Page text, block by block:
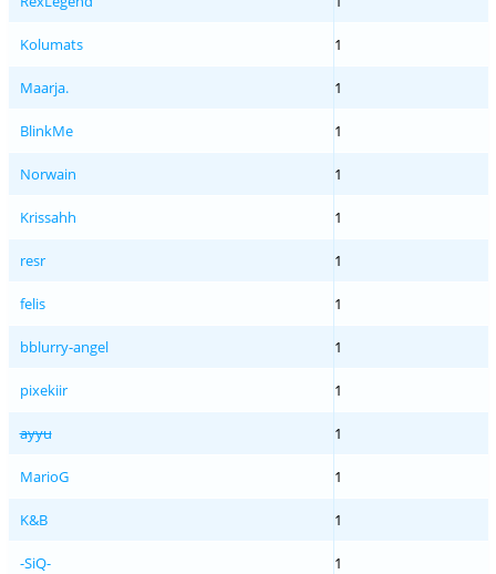
Kolumats 1
Maarja. 1
BlinkMe 1
Norwain 1
Krissahh 1
resr 1
felis 1
bblurry-angel 1
pixekiir 1
ayyu 1
MarioG 1
K&B 1
-SiQ- 1